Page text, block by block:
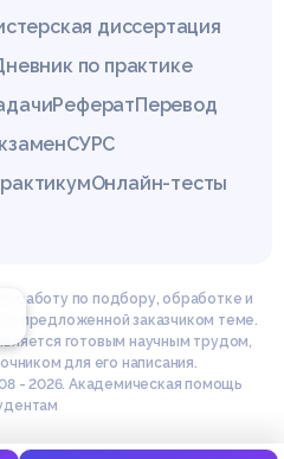
диссертация
по практике
РефератПеревод
СУРС
Онлайн-тесты
работу по подбору, обработке и
предложенной заказчиком теме.
готовым научным трудом,
для его написания.
- 2026. Академическая помощь